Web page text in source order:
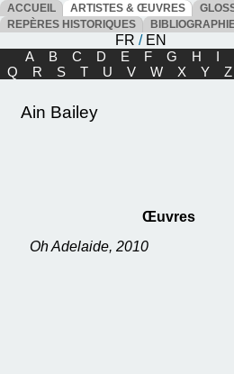
ACCUEIL ARTISTES & ŒUVRES
REPÈRES HISTORIQUES
FR / EN
A
B C D E F G H I
Q
R S T U V W X Y Z